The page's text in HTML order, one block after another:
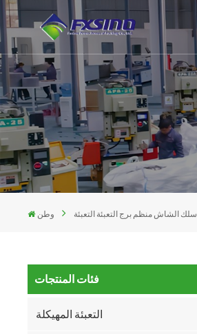
وطن سلك الشاش منظم برج التعبئة التعبئة
فئات المنتجات
التعبئة المهيكلة